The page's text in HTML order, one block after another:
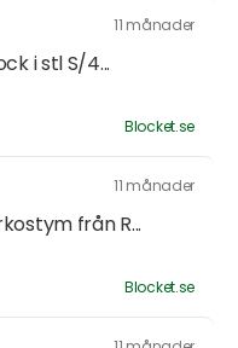
11 månader
i stl S/4...
Blocket.se
11 månader
från R...
Blocket.se